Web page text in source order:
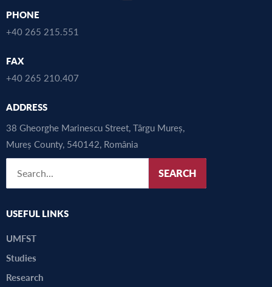
PHONE
+40 265 215.551
FAX
+40 265 210.407
ADDRESS
38 Gheorghe Marinescu Street, Târgu Mureș,
Mureș County, 540142, România
SEARCH
USEFUL LINKS
UMFST
Studies
Research